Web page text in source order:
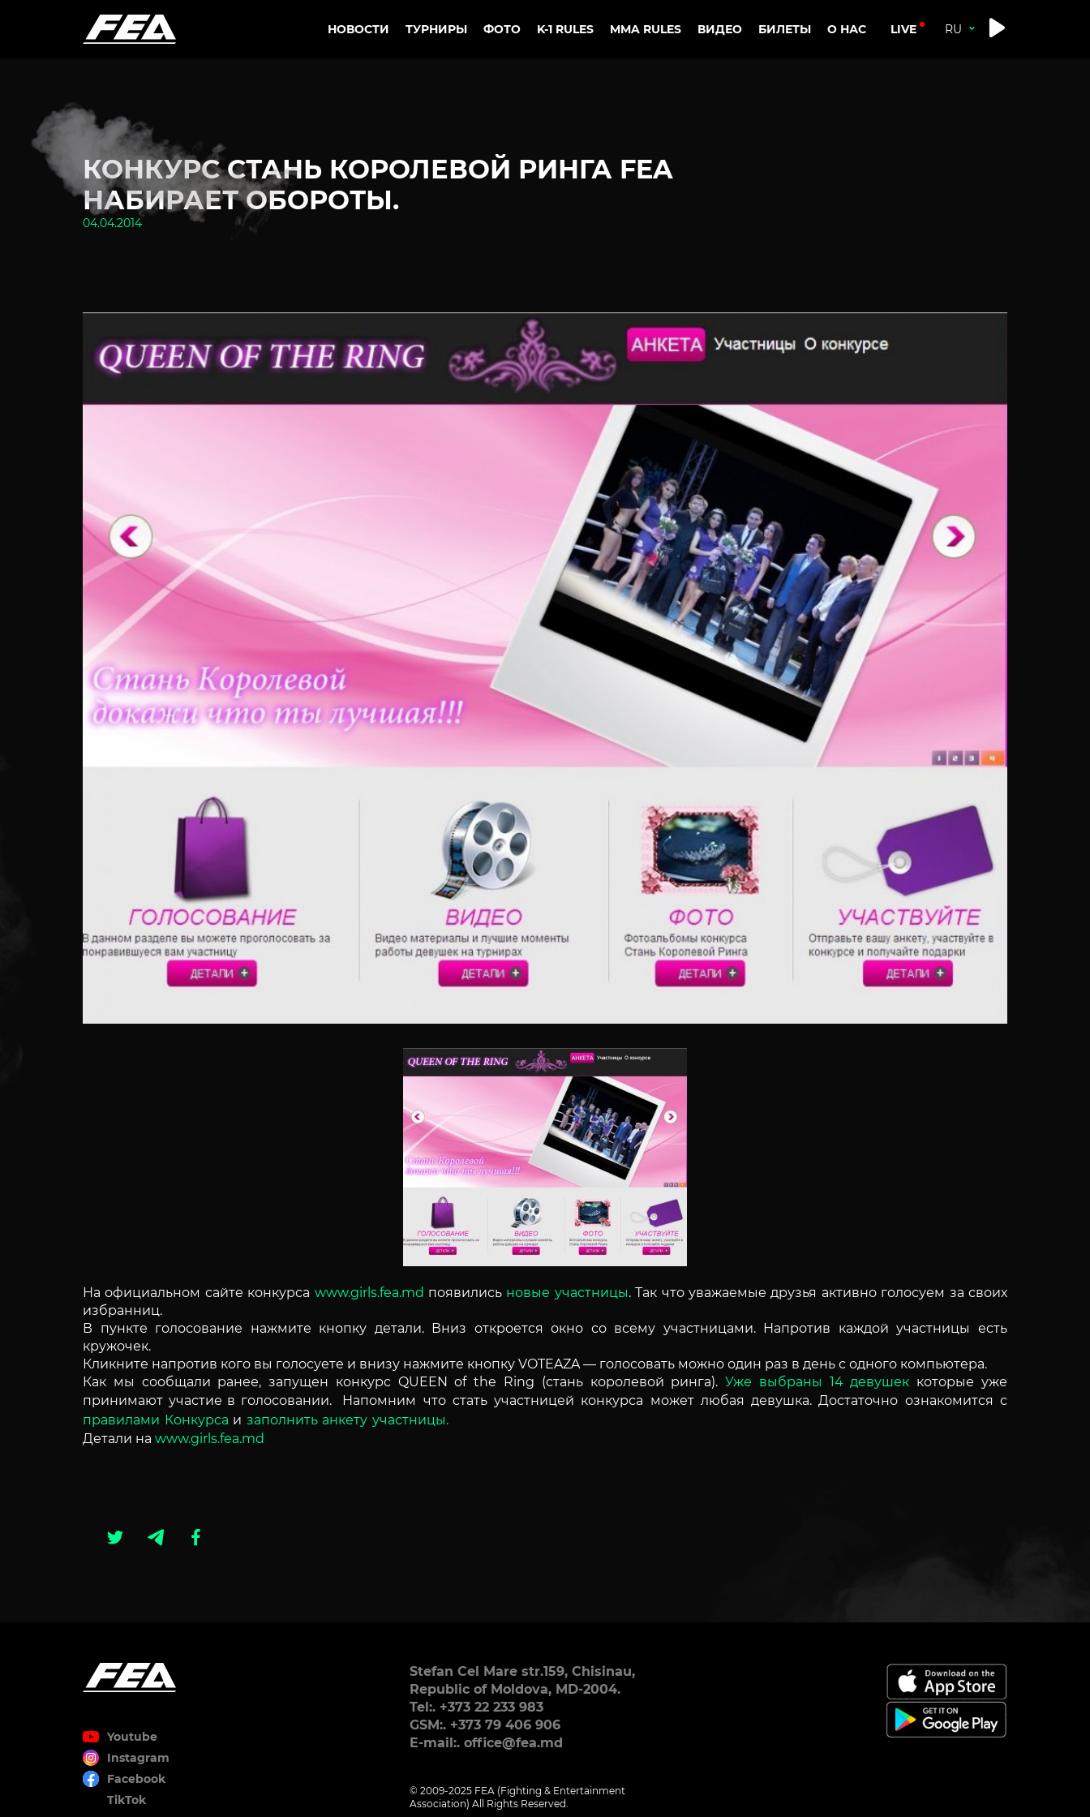
НОВОСТИ ТУРНИРЫ ФОТО K-1 RULES MMA RULES ВИДЕО БИЛЕТЫ О НАС LIVE
КОНКУРС СТАНЬ КОРОЛЕВОЙ РИНГА FEA
НАБИРАЕТ ОБОРОТЫ.
04.04.2014
На официальном сайте конкурса www.girls.fea.md появились новые участницы. Так что уважаемые друзья активно голосуем за своих
избранниц.
В пункте голосование нажмите кнопку детали. Вниз откроется окно со всему участницами. Напротив каждой участницы есть
кружочек.
Кликните напротив кого вы голосуете и внизу нажмите кнопку VOTEAZA — голосовать можно один раз в день с одного компьютера.
Как мы сообщали ранее, запущен конкурс QUEEN of the Ring (стань королевой ринга).Уже выбраны 14 девушек которые уже
принимают участие в голосовании. Напомним что стать участницей конкурса может любая девушка. Достаточно ознакомится с
правилами Конкурса и заполнить анкету участницы.
Детали на www.girls.fea.md
Youtube
Instagram
Facebook
TikTok
Stefan Cel Mare str.159, Chisinau,
Republic of Moldova, MD-2004.
Tel:. +373 22 233 983
GSM:. +373 79 406 906
E-mail:. office@fea.md
© 2009-2025 FEA (Fighting & Entertainment
Association) All Rights Reserved.